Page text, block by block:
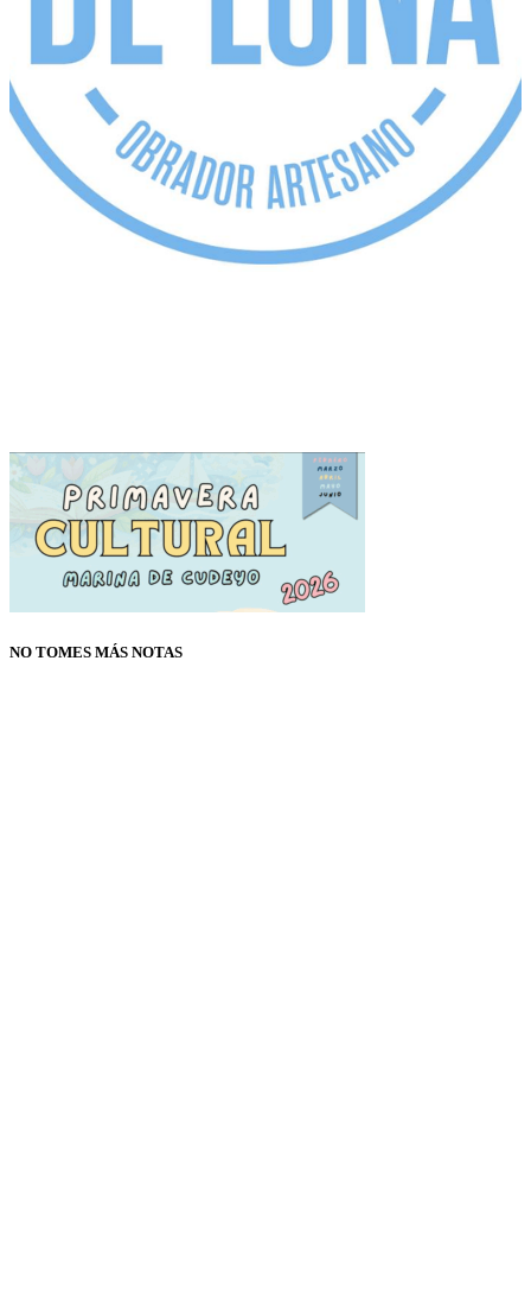
NO TOMES MÁS NOTAS